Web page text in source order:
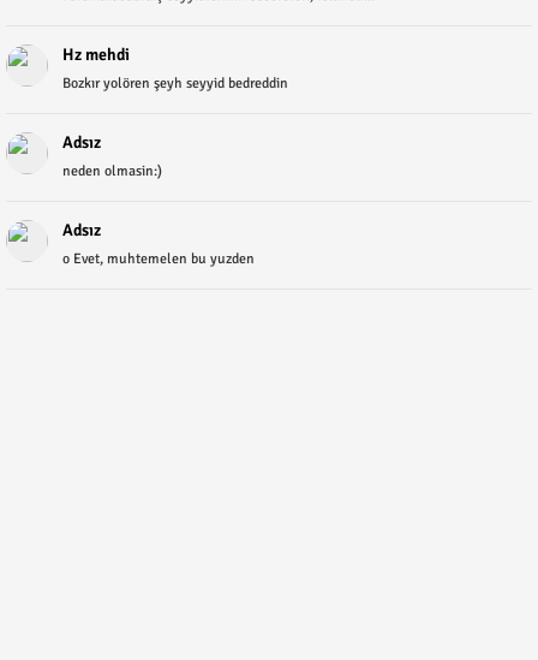
Hz mehdi
Bozkır yolören şeyh seyyid bedreddin
Adsız
neden olmasin:)
Adsız
o Evet, muhtemelen bu yuzden